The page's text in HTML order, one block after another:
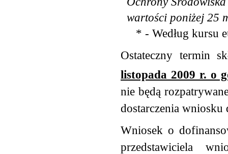
wartości poniżej 25
* - Według kursu
Ostateczny termin
listopada 2009 r. o
nie będą
dostarczenia wniosku
Wniosek o
przedstawiciela